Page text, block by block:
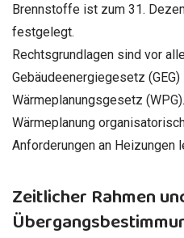
Brennstoffe ist zum 31.
festgelegt.
Rechtsgrundlagen sind vor
Gebäudeenergiegesetz
Wärmeplanungsgesetz
Wärmeplanung
Anforderungen an Heizungen
Zeitlicher Rahmen